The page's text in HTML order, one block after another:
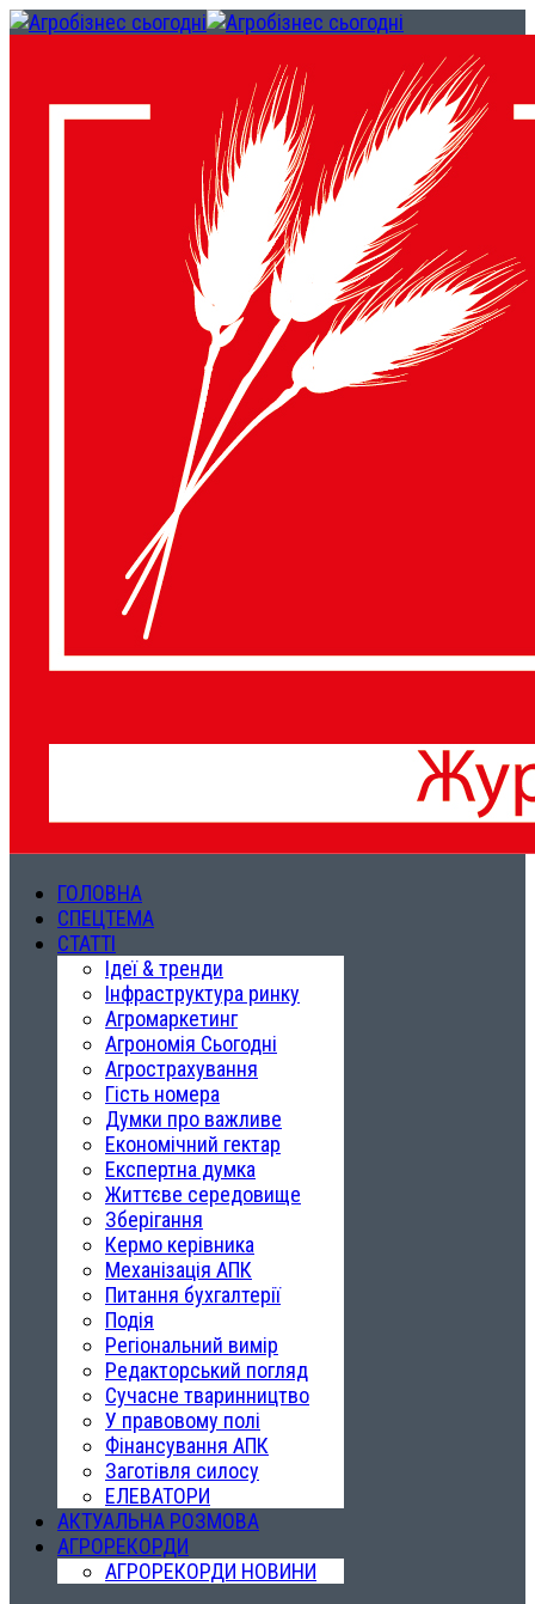
ГОЛОВНА
СПЕЦТЕМА
СТАТТІ
Ідеї & тренди
Інфраструктура ринку
Агромаркетинг
Агрономія Сьогодні
Агрострахування
Гість номера
Думки про важливе
Економічний гектар
Експертна думка
Життєве середовище
Зберігання
Кермо керівника
Механізація АПК
Питання бухгалтерії
Подія
Регіональний вимір
Редакторський погляд
Сучасне тваринництво
У правовому полі
Фінансування АПК
Заготівля силосу
ЕЛЕВАТОРИ
АКТУАЛЬНА РОЗМОВА
АГРОРЕКОРДИ
АГРОРЕКОРДИ НОВИНИ